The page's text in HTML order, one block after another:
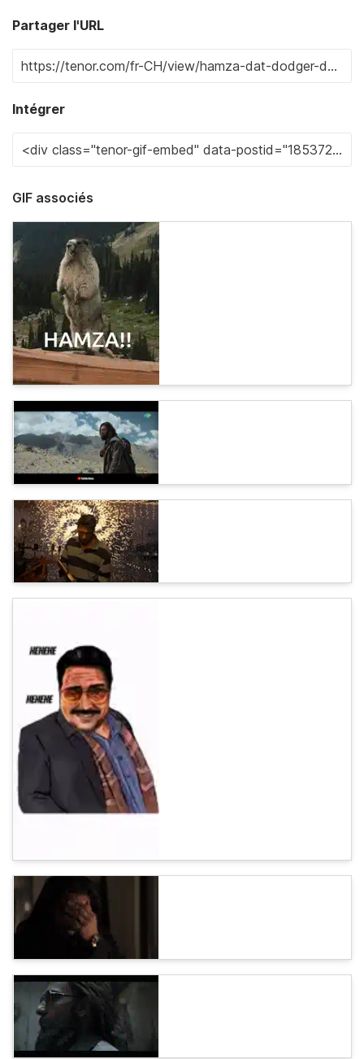
Partager l'URL
Intégrer
GIF associés